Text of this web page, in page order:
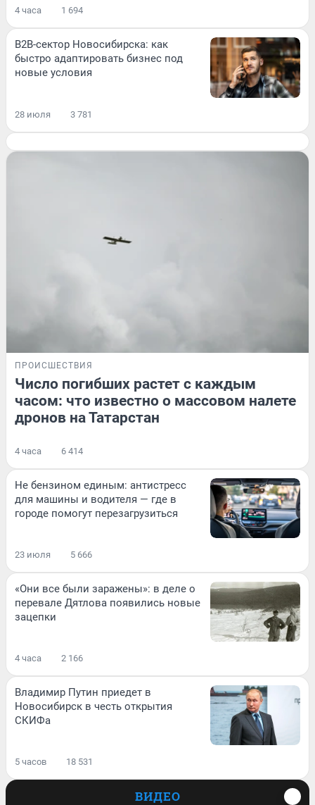
4 часа 1 694
B2B-сектор Новосибирска: как
быстро адаптировать бизнес под
новые условия
28 июля 3 781
ПРОИСШЕСТВИЯ
Число погибших растет с каждым
часом: что известно о массовом налете
дронов на Татарстан
4 часа 6 414
Не бензином единым: антистресс
для машины и водителя — где в
городе помогут перезагрузиться
23 июля 5 666
«Они все были заражены»: в деле о
перевале Дятлова появились новые
зацепки
4 часа 2 166
Владимир Путин приедет в
Новосибирск в честь открытия
СКИФа
5 часов 18 531
ВИДЕО